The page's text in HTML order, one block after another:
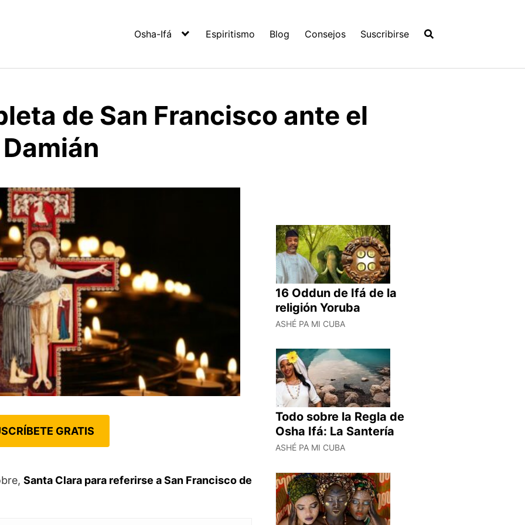
Osha-Ifá Espiritismo Blog Consejos Suscribirse
de San Francisco ante el
GRATIS
Santa Clara para referirse a San Francisco de
16 Oddun de Ifá de la
religión Yoruba
ASHÉ PA MI CUBA
Todo sobre la Regla de
Osha Ifá: La Santería
ASHÉ PA MI CUBA